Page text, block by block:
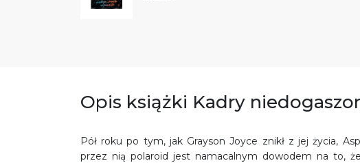
Opis książki Kadry
Pół roku po tym, jak Grayson Joyce znikł z jej życia,
przez nią polaroid jest namacalnym dowodem na to, że